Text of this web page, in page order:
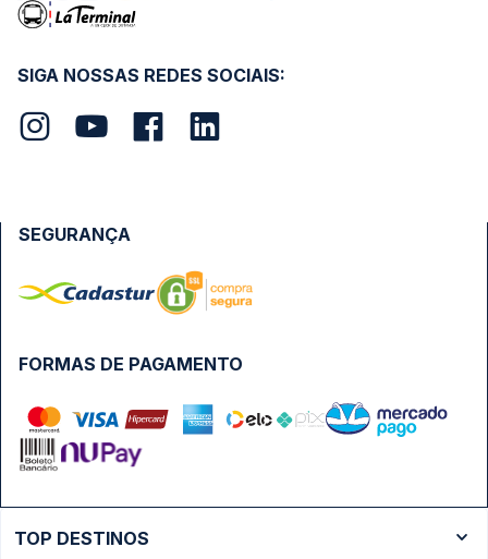
SIGA NOSSAS REDES SOCIAIS:
FORMAS DE PAGAMENTO
SEGURANÇA
TOP DESTINOS